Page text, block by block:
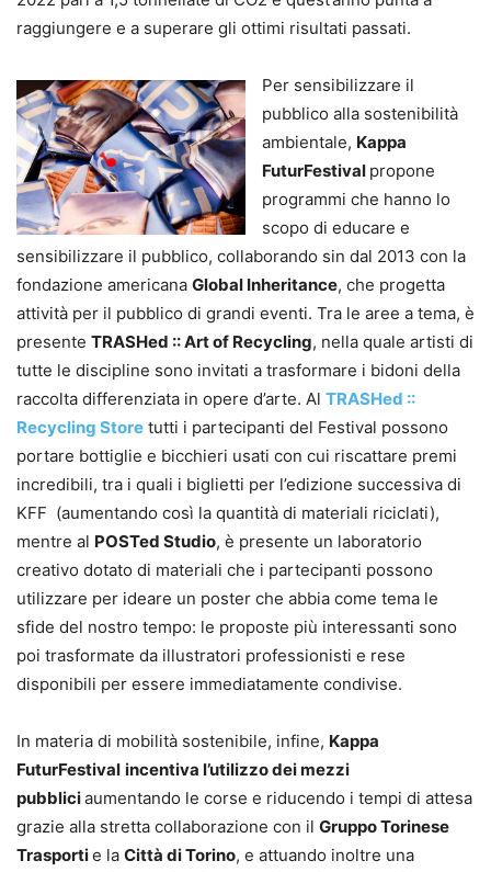
raggiungere e a superare gli ottimi risultati passati.
Per sensibilizzare il
pubblico alla sostenibilità
ambientale, Kappa
FuturFestival propone
programmi che hanno lo
scopo di educare e
sensibilizzare il pubblico, collaborando sin dal 2013 con la
fondazione americana Global Inheritance, che progetta
attività per il pubblico di grandi eventi. Tra le aree a tema, è
presente TRASHed :: Art of Recycling, nella quale artisti di
tutte le discipline sono invitati a trasformare i bidoni della
raccolta differenziata in opere d’arte. Al TRASHed ::
Recycling Store tutti i partecipanti del Festival possono
portare bottiglie e bicchieri usati con cui riscattare premi
incredibili, tra i quali i biglietti per l’edizione successiva di
KFF (aumentando così la quantità di materiali riciclati),
mentre al POSTed Studio, è presente un laboratorio
creativo dotato di materiali che i partecipanti possono
utilizzare per ideare un poster che abbia come tema le
sfide del nostro tempo: le proposte più interessanti sono
poi trasformate da illustratori professionisti e rese
disponibili per essere immediatamente condivise.
In materia di mobilità sostenibile, infine, Kappa
FuturFestival incentiva l’utilizzo dei mezzi
pubbliciaumentando le corse e riducendo i tempi di attesa
grazie alla stretta collaborazione con il Gruppo Torinese
Trasportie la Città di Torino, e attuando inoltre una